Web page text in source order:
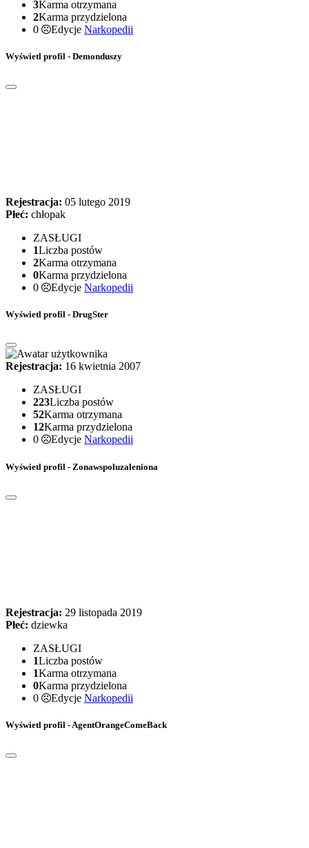
3Karma otrzymana
2Karma przydzielona
0
Edycje Narkopedii
Wyświetl profil - Demonduszy
Rejestracja: 05 lutego 2019
Płeć: chłopak
ZASŁUGI
1Liczba postów
2Karma otrzymana
0Karma przydzielona
0
Edycje Narkopedii
Wyświetl profil - DrugSter
Rejestracja: 16 kwietnia 2007
ZASŁUGI
223Liczba postów
52Karma otrzymana
12Karma przydzielona
0
Edycje Narkopedii
Wyświetl profil - Zonawspoluzaleniona
Rejestracja: 29 listopada 2019
Płeć: dziewka
ZASŁUGI
1Liczba postów
1Karma otrzymana
0Karma przydzielona
0
Edycje Narkopedii
Wyświetl profil - AgentOrangeComeBack